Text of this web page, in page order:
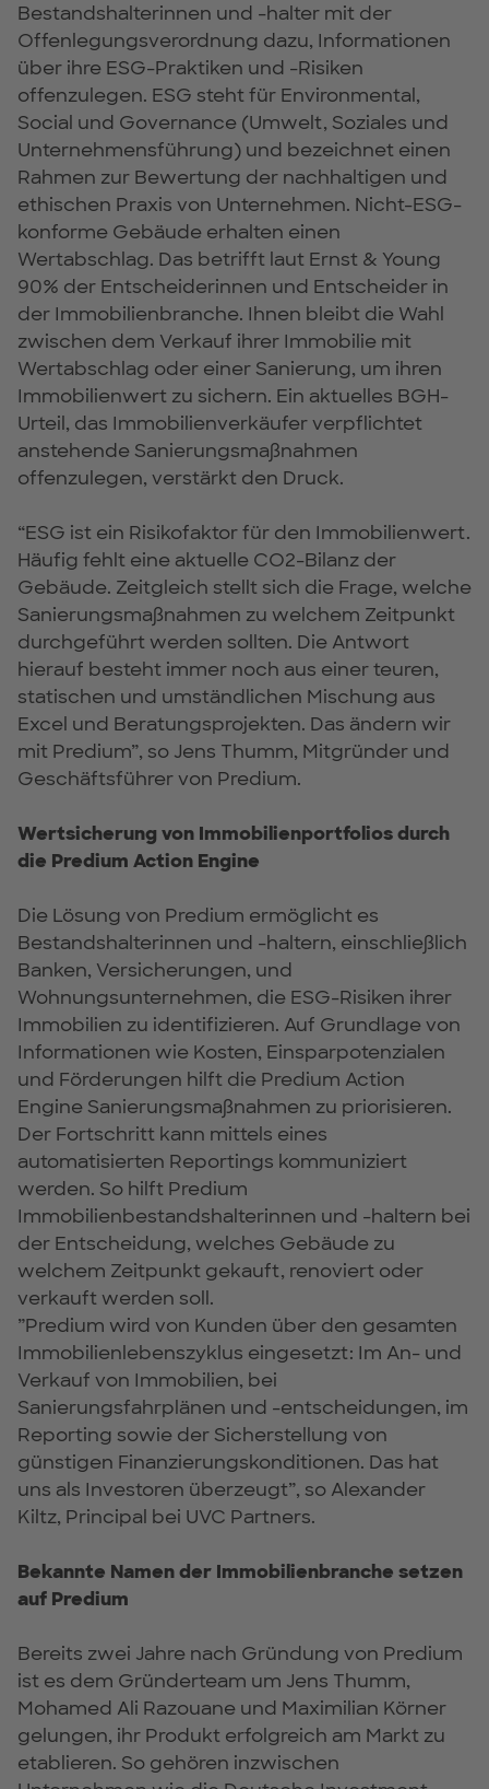
Bestandshalterinnen und -halter mit der
Offenlegungsverordnung dazu, Informationen
über ihre ESG-Praktiken und -Risiken
offenzulegen. ESG steht für Environmental,
Social und Governance (Umwelt, Soziales und
Unternehmensführung) und bezeichnet einen
Rahmen zur Bewertung der nachhaltigen und
ethischen Praxis von Unternehmen. Nicht-ESG-
konforme Gebäude erhalten einen
Wertabschlag. Das betrifft laut Ernst & Young
90% der Entscheiderinnen und Entscheider in
der Immobilienbranche. Ihnen bleibt die Wahl
zwischen dem Verkauf ihrer Immobilie mit
Wertabschlag oder einer Sanierung, um ihren
Immobilienwert zu sichern. Ein aktuelles BGH-
Urteil, das Immobilienverkäufer verpflichtet
anstehende Sanierungsmaßnahmen
offenzulegen, verstärkt den Druck.
“ESG ist ein Risikofaktor für den Immobilienwert.
Häufig fehlt eine aktuelle CO2-Bilanz der
Gebäude. Zeitgleich stellt sich die Frage, welche
Sanierungsmaßnahmen zu welchem Zeitpunkt
durchgeführt werden sollten. Die Antwort
hierauf besteht immer noch aus einer teuren,
statischen und umständlichen Mischung aus
Excel und Beratungsprojekten. Das ändern wir
mit Predium”, so Jens Thumm, Mitgründer und
Geschäftsführer von Predium.
Wertsicherung von Immobilienportfolios durch
die Predium Action Engine
Die Lösung von Predium ermöglicht es
Bestandshalterinnen und -haltern, einschließlich
Banken, Versicherungen, und
Wohnungsunternehmen, die ESG-Risiken ihrer
Immobilien zu identifizieren. Auf Grundlage von
Informationen wie Kosten, Einsparpotenzialen
und Förderungen hilft die Predium Action
Engine Sanierungsmaßnahmen zu priorisieren.
Der Fortschritt kann mittels eines
automatisierten Reportings kommuniziert
werden. So hilft Predium
Immobilienbestandshalterinnen und -haltern bei
der Entscheidung, welches Gebäude zu
welchem Zeitpunkt gekauft, renoviert oder
verkauft werden soll.
”Predium wird von Kunden über den gesamten
Immobilienlebenszyklus eingesetzt: Im An- und
Verkauf von Immobilien, bei
Sanierungsfahrplänen und -entscheidungen, im
Reporting sowie der Sicherstellung von
günstigen Finanzierungskonditionen. Das hat
uns als Investoren überzeugt”, so Alexander
Kiltz, Principal bei UVC Partners.
Bekannte Namen der Immobilienbranche setzen
auf Predium
Bereits zwei Jahre nach Gründung von Predium
ist es dem Gründerteam um Jens Thumm,
Mohamed Ali Razouane und Maximilian Körner
gelungen, ihr Produkt erfolgreich am Markt zu
etablieren. So gehören inzwischen